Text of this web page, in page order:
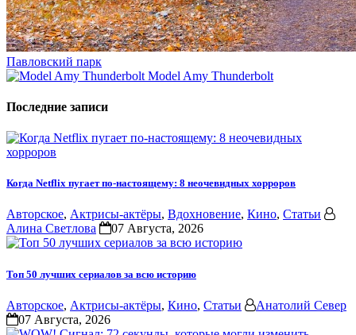
Павловский парк
Model Amy Thunderbolt
Последние записи
Когда Netflix пугает по-настоящему: 8 неочевидных хорроров
Авторское, Актрисы-актёры, Вдохновение, Кино, Статьи
Алина Светлова
07 Августа, 2026
Топ 50 лучших сериалов за всю историю
Авторское, Актрисы-актёры, Кино, Статьи
Анатолий Север
07 Августа, 2026